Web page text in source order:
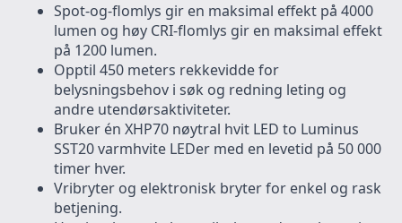
Spot-og-flomlys gir en maksimal effekt på 4000
lumen og høy CRI-flomlys gir en maksimal effekt
på 1200 lumen.
Opptil 450 meters rekkevidde for
belysningsbehov i søk og redning leting og
andre utendørsaktiviteter.
Bruker én XHP70 nøytral hvit LED to Luminus
SST20 varmhvite LEDer med en levetid på 50 000
timer hver.
Vribryter og elektronisk bryter for enkel og rask
betjening.